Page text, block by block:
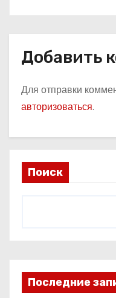
Добавить
Для отправки
авторизоваться.
Поиск
Последние